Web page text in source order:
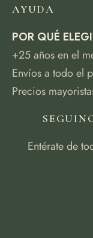
AYUDA
POR QUÉ
+25 años en el
Envíos a todo el
Precios
Entérate de